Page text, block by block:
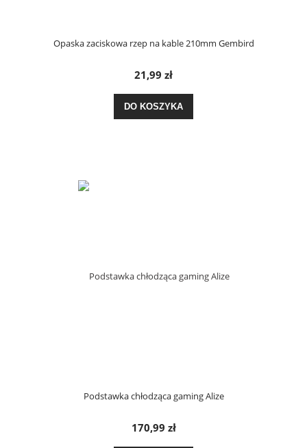
Opaska zaciskowa rzep na kable 210mm Gembird
21,99 zł
DO KOSZYKA
Podstawka chłodząca gaming Alize
170,99 zł